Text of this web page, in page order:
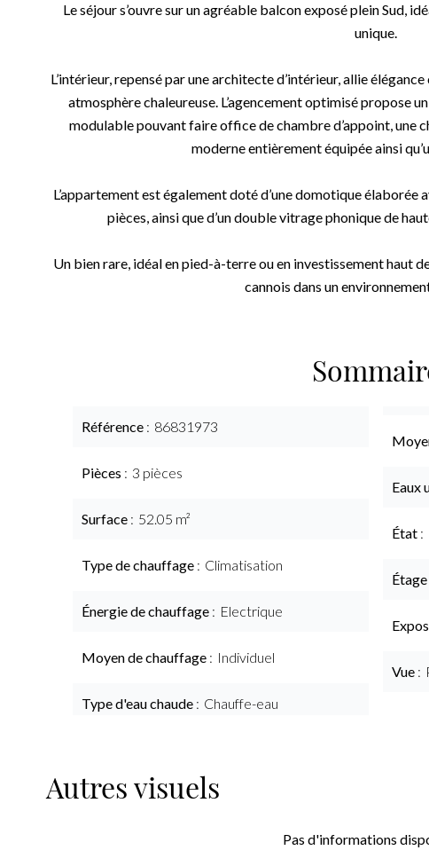
Le séjour s’ouvre sur un agréable balcon exposé plein Sud,
unique.
L’intérieur, repensé par une architecte d’intérieur, allie
atmosphère chaleureuse. L’agencement optimisé propose
modulable pouvant faire office de chambre d’appoint, une
moderne entièrement équipée ainsi
L’appartement est également doté d’une domotique élaborée
pièces, ainsi que d’un double vitrage phonique de
Un bien rare, idéal en pied-à-terre ou en investissement haut
cannois dans un
Référence 86831973
Pièces 3 pièces
Surface 52.05 m²
Type de chauffage Climatisation
Énergie de chauffage Electrique
Moyen de chauffage Individuel
Type d'eau chaude Chauffe-eau
Eaux
État
Étage
Vue
Autres visuels
Pas d'informations